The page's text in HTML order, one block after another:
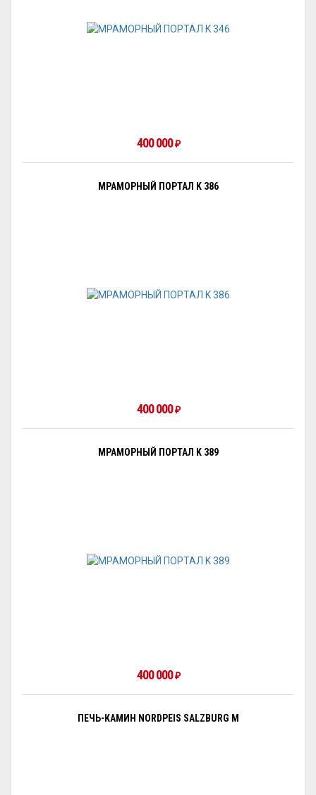
400 000 ₽
МРАМОРНЫЙ ПОРТАЛ K 386
400 000 ₽
МРАМОРНЫЙ ПОРТАЛ K 389
400 000 ₽
ПЕЧЬ-КАМИН NORDPEIS SALZBURG M